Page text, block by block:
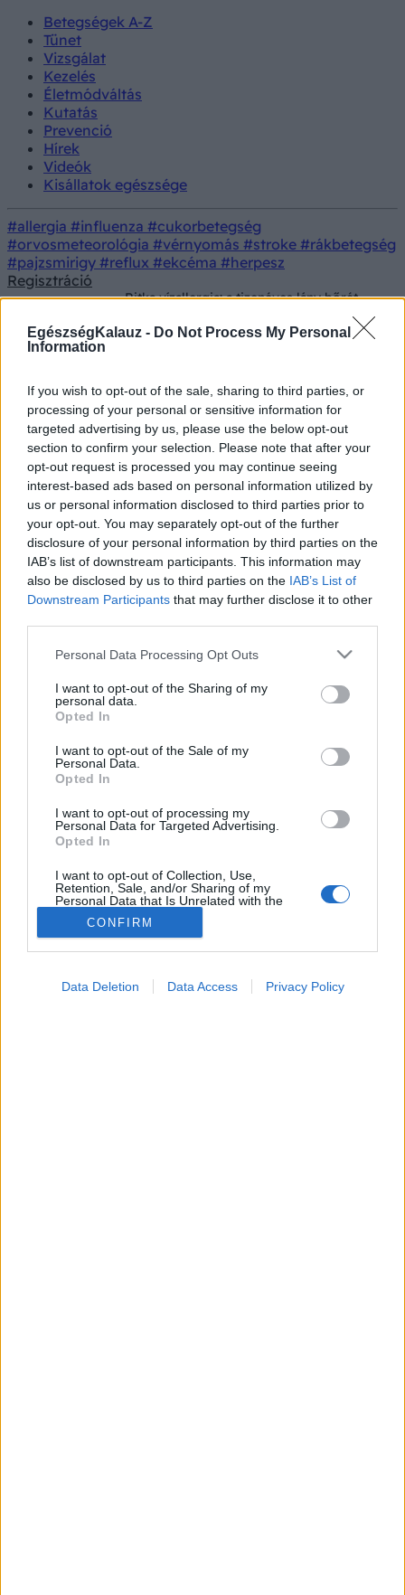
EgészségKalauz - Do Not Process My Personal
Information
If you wish to opt-out of the sale, sharing to third parties, or
processing of your personal or sensitive information for
targeted advertising by us, please use the below opt-out
section to confirm your selection. Please note that after your
opt-out request is processed you may continue seeing
interest-based ads based on personal information utilized by
us or personal information disclosed to third parties prior to
your opt-out. You may separately opt-out of the further
disclosure of your personal information by third parties on the
IAB’s list of downstream participants. This information may
also be disclosed by us to third parties on the IAB’s List of
Downstream Participants that may further disclose it to other
Please note that this website/app uses one or more Google
not limited to your visit or usage behaviour. You may click to
grant or deny consent to Google and its third-party tags to
use your data for below specified purposes in below Google
consent section.
Personal Data Processing Opt Outs
I want to opt-out of the Sharing of my
personal data.
Opted In
I want to opt-out of the Sale of my
Personal Data.
Opted In
I want to opt-out of processing my
Personal Data for Targeted Advertising.
Opted In
I want to opt-out of Collection, Use,
Retention, Sale, and/or Sharing of my
Personal Data that Is Unrelated with the
Purposes for which it was collected.
Opted Out
CONFIRM
Data Deletion Data Access Privacy Policy
Betegségek A-Z
Tünet
Vizsgálat
Kezelés
Életmódváltás
Kutatás
Prevenció
Hírek
Videók
Kisállatok egészsége
#allergia #influenza #cukorbetegség
#orvosmeteorológia #vérnyomás #stroke #rákbetegség
#pajzsmirigy #reflux #ekcéma #herpesz
Regisztráció
Ritka vízallergia: a tizenéves lány bőrét
valahányszor víz érte
bőrét hirtelen csalánkiütések
borították be, valahányszor víz
érte